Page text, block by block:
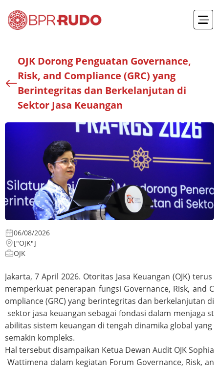
OJK Dorong Penguatan Governance,
Risk, and Compliance (GRC) yang
Berintegritas dan Berkelanjutan di
Sektor Jasa Keuangan
06/08/2026
["OJK"]
OJK
Jakarta, 7 April 2026. Otoritas Jasa Keuangan (OJK) terus
memperkuat penerapan fungsi Governance, Risk, and C
ompliance (GRC) yang berintegritas dan berkelanjutan di
sektor jasa keuangan sebagai fondasi dalam menjaga st
abilitas sistem keuangan di tengah dinamika global yang
semakin kompleks.
Hal tersebut disampaikan Ketua Dewan Audit OJK Sophia
Wattimena dalam kegiatan Forum Governance, Risk, an